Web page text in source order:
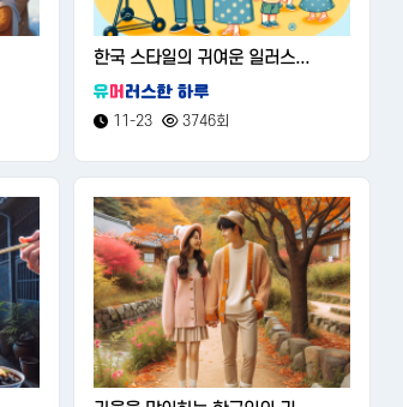
한국 스타일의 귀여운 일러스...
11-23 3746회